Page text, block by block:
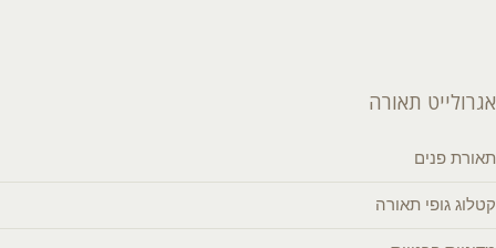
אגרולייט תאורה
תאורת פנים
קטלוג גופי תאורה